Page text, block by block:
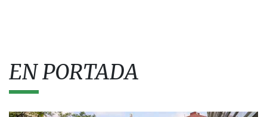
EN PORTADA